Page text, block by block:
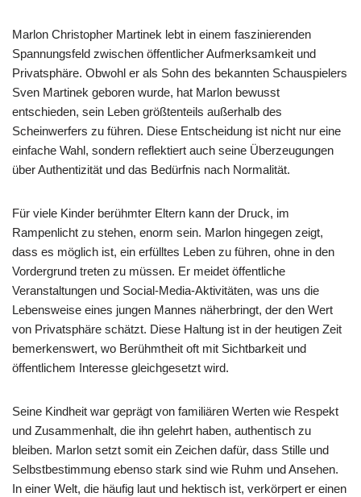
Marlon Christopher Martinek lebt in einem faszinierenden
Spannungsfeld zwischen öffentlicher Aufmerksamkeit und
Privatsphäre. Obwohl er als Sohn des bekannten Schauspielers
Sven Martinek geboren wurde, hat Marlon bewusst
entschieden, sein Leben größtenteils außerhalb des
Scheinwerfers zu führen. Diese Entscheidung ist nicht nur eine
einfache Wahl, sondern reflektiert auch seine Überzeugungen
über Authentizität und das Bedürfnis nach Normalität.
Für viele Kinder berühmter Eltern kann der Druck, im
Rampenlicht zu stehen, enorm sein. Marlon hingegen zeigt,
dass es möglich ist, ein erfülltes Leben zu führen, ohne in den
Vordergrund treten zu müssen. Er meidet öffentliche
Veranstaltungen und Social-Media-Aktivitäten, was uns die
Lebensweise eines jungen Mannes näherbringt, der den Wert
von Privatsphäre schätzt. Diese Haltung ist in der heutigen Zeit
bemerkenswert, wo Berühmtheit oft mit Sichtbarkeit und
öffentlichem Interesse gleichgesetzt wird.
Seine Kindheit war geprägt von familiären Werten wie Respekt
und Zusammenhalt, die ihn gelehrt haben, authentisch zu
bleiben. Marlon setzt somit ein Zeichen dafür, dass Stille und
Selbstbestimmung ebenso stark sind wie Ruhm und Ansehen.
In einer Welt, die häufig laut und hektisch ist, verkörpert er einen